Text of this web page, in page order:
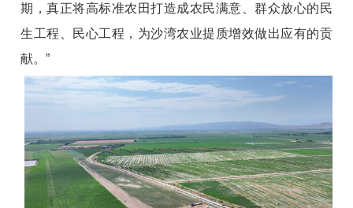
期，真正将高标准农田打造成农民满意、群众放心的民
生工程、民心工程，为沙湾农业提质增效做出应有的贡
献。”